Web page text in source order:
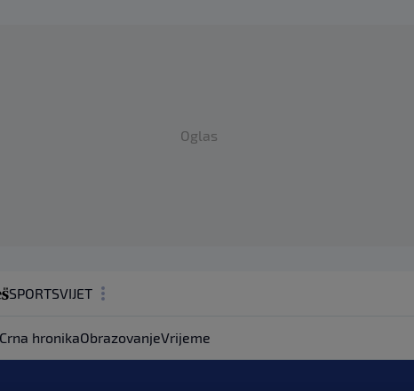
Oglas
SPORTSVIJET
ZDRAVLJE
Crna hronikaObrazovanjeVrijeme